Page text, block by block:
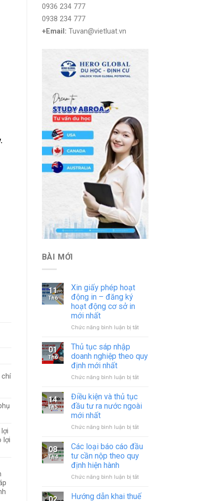
chí
lợi
0936 234 777
0938 234 777
+Email: Tuvan@vietluat.vn
BÀI MỚI
11
Th6
Xin giấy phép hoạt
động in – đăng ký
hoạt động cơ sở in
mới nhất
Chức năng bình luận bị tắtở
hoạt
in
ký
hoạt
cơ
in
mới
01
Th6
Thủ tục sáp nhập
doanh nghiệp theo quy
định mới nhất
Chức năng bình luận bị tắtở
sáp
nhập
nghiệp
quy
14
Th5
Điều kiện và thủ tục
đầu tư ra nước ngoài
mới nhất
Chức năng bình luận bị tắtở
kiện
đầu
ra
08
Th4
Các loại báo cáo đầu
tư cần nộp theo quy
định hiện hành
Chức năng bình luận bị tắtở
loại
02
Hướng dẫn khai thuế